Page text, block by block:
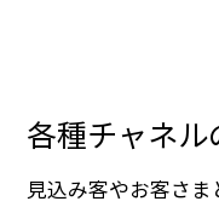
各種チャネ
見込み客やお客さ